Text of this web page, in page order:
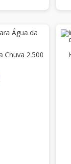
Chuva 2.500